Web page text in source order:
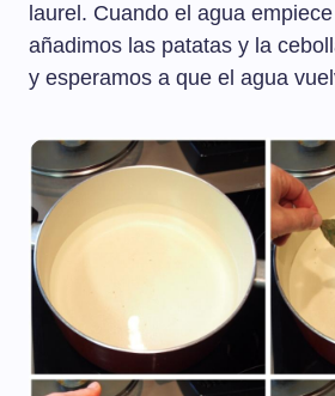
laurel. Cuando el agua
añadimos las patatas y la
y esperamos a que el agua